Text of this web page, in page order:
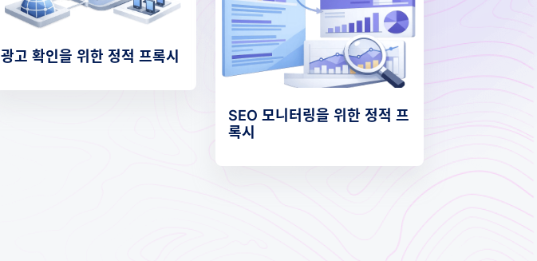
광고 확인을 위한 정적 프록시
SEO 모니터링을 위한 정적 프
록시